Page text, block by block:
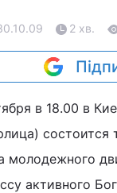
2 хв.
в 18.00 в
состоится
молодежного
активного